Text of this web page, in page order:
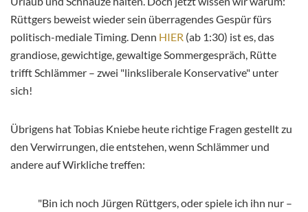
Rüttgers beweist wieder sein überragendes Gespür fürs
politisch-mediale Timing. Denn HIER (ab 1:30) ist es, das
grandiose, gewichtige, gewaltige Sommergespräch, Rütte
trifft Schlämmer – zwei "linksliberale Konservative" unter
sich!
Übrigens hat Tobias Kniebe heute richtige Fragen gestellt zu
den Verwirrungen, die entstehen, wenn Schlämmer und
andere auf Wirkliche treffen:
"Bin ich noch Jürgen Rüttgers, oder spiele ich ihn nur –